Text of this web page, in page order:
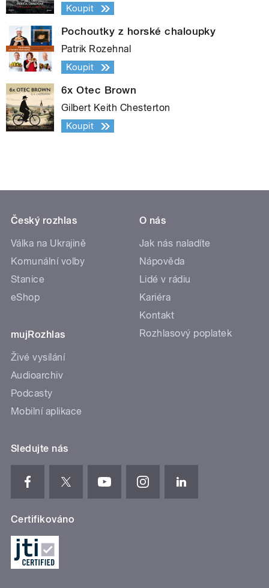
Koupit
Pochoutky z horské chaloupky
Patrik Rozehnal
Koupit
6x Otec Brown
Gilbert Keith Chesterton
Koupit
Český rozhlas
Válka na Ukrajině
Komunální volby
Stanice
eShop
mujRozhlas
Živé vysílání
Audioarchiv
Podcasty
Mobilní aplikace
O nás
Jak nás naladíte
Nápověda
Lidé v rádiu
Kariéra
Kontakt
Rozhlasový poplatek
Sledujte nás
Certifikováno